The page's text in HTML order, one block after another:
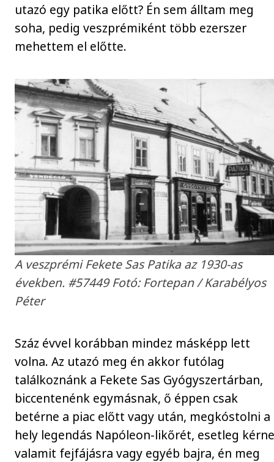
utazó egy patika előtt? Én sem álltam meg
soha, pedig veszprémiként több ezerszer
mehettem el előtte.
A veszprémi Fekete Sas Patika az 1930-as
években. #57449 ​Fotó: Fortepan / Karabélyos
Péter
Száz évvel korábban mindez másképp lett
volna. Az utazó meg én akkor futólag
találkoznánk a Fekete Sas Gyógyszertárban,
biccentenénk egymásnak, ő éppen csak
betérne a piac előtt vagy után, megkóstolni a
hely legendás Napóleon-likőrét, esetleg
valamit fejfájásra vagy egyéb bajra, én meg